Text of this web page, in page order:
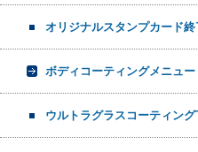
オリジナルスタンプカード
ボディコーティングメニュー
ウルトラグラスコーティン